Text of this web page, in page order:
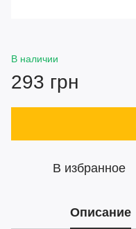
В наличии
293 грн
В избранное
Описание